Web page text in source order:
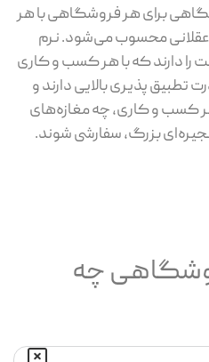
برای هر فروشگاهی با هر
محسوب می‌شود. نرم
را دارند که با هر کسب و کاری
تطبیق پذیری بالایی دارند و
کسب و کاری، چه مغازه‌های
بزرگ، سفارشی شوند.
چه